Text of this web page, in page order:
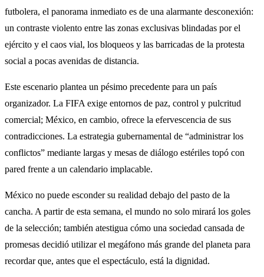
futbolera, el panorama inmediato es de una alarmante desconexión:
un contraste violento entre las zonas exclusivas blindadas por el
ejército y el caos vial, los bloqueos y las barricadas de la protesta
social a pocas avenidas de distancia.
Este escenario plantea un pésimo precedente para un país
organizador. La FIFA exige entornos de paz, control y pulcritud
comercial; México, en cambio, ofrece la efervescencia de sus
contradicciones. La estrategia gubernamental de “administrar los
conflictos” mediante largas y mesas de diálogo estériles topó con
pared frente a un calendario implacable.
México no puede esconder su realidad debajo del pasto de la
cancha. A partir de esta semana, el mundo no solo mirará los goles
de la selección; también atestigua cómo una sociedad cansada de
promesas decidió utilizar el megáfono más grande del planeta para
recordar que, antes que el espectáculo, está la dignidad.